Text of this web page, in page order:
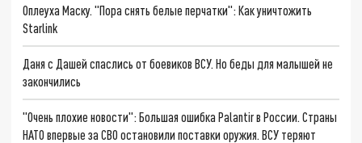
Оплеуха Маску. "Пора снять белые перчатки": Как уничтожить
Starlink
Даня с Дашей спаслись от боевиков ВСУ. Но беды для малышей не
закончились
"Очень плохие новости": Большая ошибка Palantir в России. Страны
НАТО впервые за СВО остановили поставки оружия. ВСУ теряют